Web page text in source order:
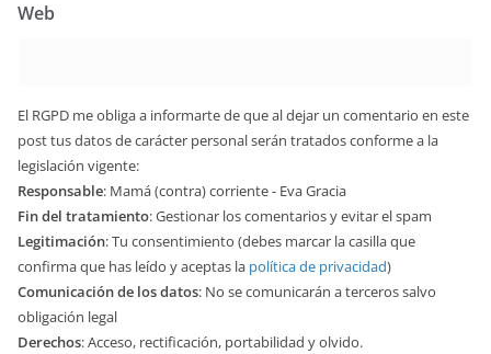
Web
El RGPD me obliga a informarte de que al dejar un comentario en este
post tus datos de carácter personal serán tratados conforme a la
legislación vigente:
Responsable: Mamá (contra) corriente - Eva Gracia
Fin del tratamiento: Gestionar los comentarios y evitar el spam
Legitimación: Tu consentimiento (debes marcar la casilla que
confirma que has leído y aceptas la política de privacidad)
Comunicación de los datos: No se comunicarán a terceros salvo
obligación legal
Derechos: Acceso, rectificación, portabilidad y olvido.